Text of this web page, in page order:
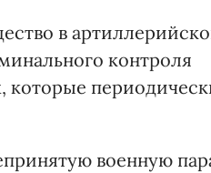
в
контроля
которые
военную